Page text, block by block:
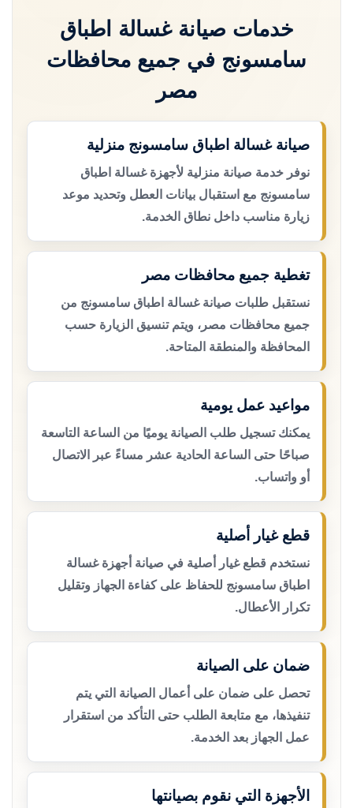
خدمات صيانة غسالة اطباق
سامسونج في جميع محافظات
مصر
صيانة غسالة اطباق سامسونج منزلية
نوفر خدمة صيانة منزلية لأجهزة غسالة اطباق
سامسونج مع استقبال بيانات العطل وتحديد موعد
زيارة مناسب داخل نطاق الخدمة.
تغطية جميع محافظات مصر
نستقبل طلبات صيانة غسالة اطباق سامسونج من
جميع محافظات مصر، ويتم تنسيق الزيارة حسب
المحافظة والمنطقة المتاحة.
مواعيد عمل يومية
يمكنك تسجيل طلب الصيانة يوميًا من الساعة التاسعة
صباحًا حتى الساعة الحادية عشر مساءً عبر الاتصال
أو واتساب.
قطع غيار أصلية
نستخدم قطع غيار أصلية في صيانة أجهزة غسالة
اطباق سامسونج للحفاظ على كفاءة الجهاز وتقليل
تكرار الأعطال.
ضمان على الصيانة
تحصل على ضمان على أعمال الصيانة التي يتم
تنفيذها، مع متابعة الطلب حتى التأكد من استقرار
عمل الجهاز بعد الخدمة.
الأجهزة التي نقوم بصيانتها